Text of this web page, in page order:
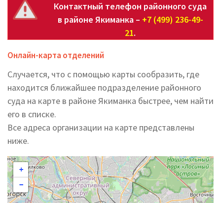
Контактный телефон районного суда
в районе Якиманка – +7 (499) 236-49-
21.
Онлайн-карта отделений
Случается, что с помощью карты сообразить, где
находится ближайшее подразделение районного
суда на карте в районе Якиманка быстрее, чем найти
его в списке.
Все адреса организации на карте представлены
ниже.
+
−